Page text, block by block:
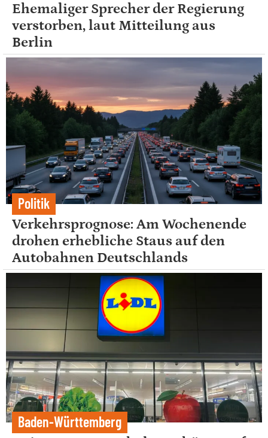
Ehemaliger Sprecher der Regierung
verstorben, laut Mitteilung aus
Berlin
Politik
Verkehrsprognose: Am Wochenende
drohen erhebliche Staus auf den
Autobahnen Deutschlands
Baden-Württemberg